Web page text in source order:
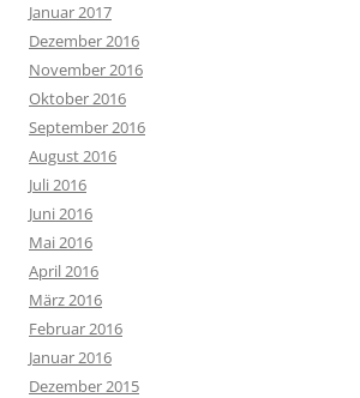
Januar 2017
Dezember 2016
November 2016
Oktober 2016
September 2016
August 2016
Juli 2016
Juni 2016
Mai 2016
April 2016
März 2016
Februar 2016
Januar 2016
Dezember 2015